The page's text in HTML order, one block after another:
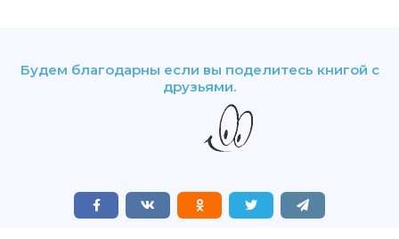
Будем благодарны если вы поделитесь книгой с
друзьями.